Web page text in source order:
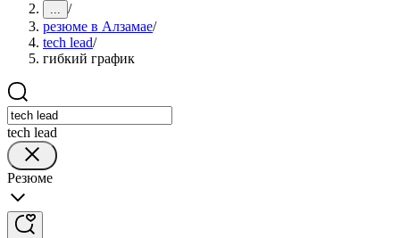
... /
резюме в Алзамае/
tech lead/
гибкий график
tech lead
Резюме